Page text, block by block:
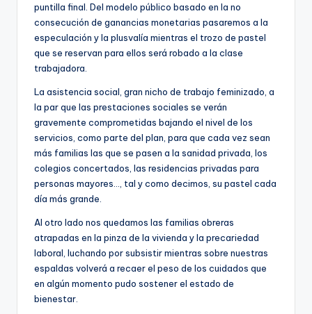
puntilla final. Del modelo público basado en la no
consecución de ganancias monetarias pasaremos a la
especulación y la plusvalía mientras el trozo de pastel
que se reservan para ellos será robado a la clase
trabajadora.
La asistencia social, gran nicho de trabajo feminizado, a
la par que las prestaciones sociales se verán
gravemente comprometidas bajando el nivel de los
servicios, como parte del plan, para que cada vez sean
más familias las que se pasen a la sanidad privada, los
colegios concertados, las residencias privadas para
personas mayores…, tal y como decimos, su pastel cada
día más grande.
Al otro lado nos quedamos las familias obreras
atrapadas en la pinza de la vivienda y la precariedad
laboral, luchando por subsistir mientras sobre nuestras
espaldas volverá a recaer el peso de los cuidados que
en algún momento pudo sostener el estado de
bienestar.